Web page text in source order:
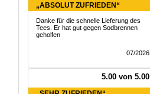
„ABSOLUT ZUFRIEDEN“
Danke für die schnelle Lieferung des
Tees. Er hat gut gegen Sodbrennen
geholfen
07/2026
5.00 von 5.00